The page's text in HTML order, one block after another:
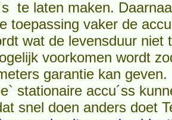
te laten maken.
toepassing vaker de
wat de levensduur niet
voorkomen wordt
garantie kan
stationaire accu´ss
snel doen anders doet